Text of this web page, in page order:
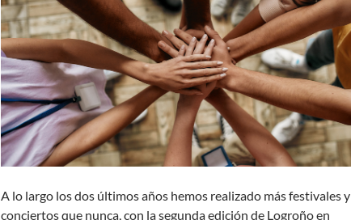
A lo largo los dos últimos años hemos realizado más festivales y
conciertos que nunca, con la segunda edición de Logroño en